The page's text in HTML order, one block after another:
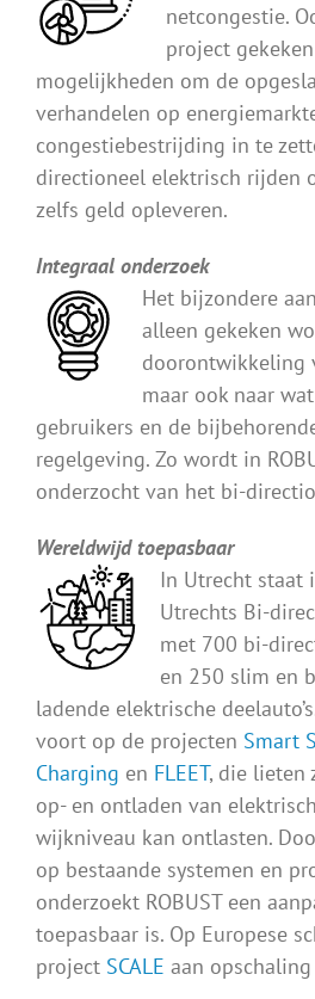
netcongestie.
project
mogelijkheden om de
verhandelen op
congestiebestrijding in te
directioneel elektrisch rijden
zelfs geld opleveren.
Integraal onderzoek
Het bijzondere
alleen gekeken
doorontwikkeling
maar ook naar
gebruikers en de
regelgeving. Zo wordt in
onderzocht van het bi-
Wereldwijd toepasbaar
In Utrecht staat
Utrechts Bi-
met 700 bi-
en 250 slim en
ladende elektrische
voort op de projecten Smart
Charging en FLEET, die lieten
op- en ontladen van
wijkniveau kan ontlasten.
op bestaande systemen en
onderzoekt ROBUST een
toepasbaar is. Op Europese
project SCALE aan